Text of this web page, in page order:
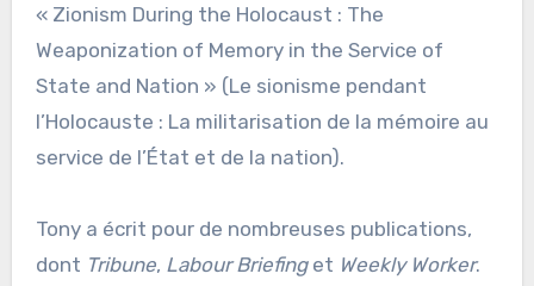
« Zionism During the Holocaust : The
Weaponization of Memory in the Service of
State and Nation » (Le sionisme pendant
l’Holocauste : La militarisation de la mémoire au
service de l’État et de la nation).
Tony a écrit pour de nombreuses publications,
dont Tribune, Labour Briefinget Weekly Worker.